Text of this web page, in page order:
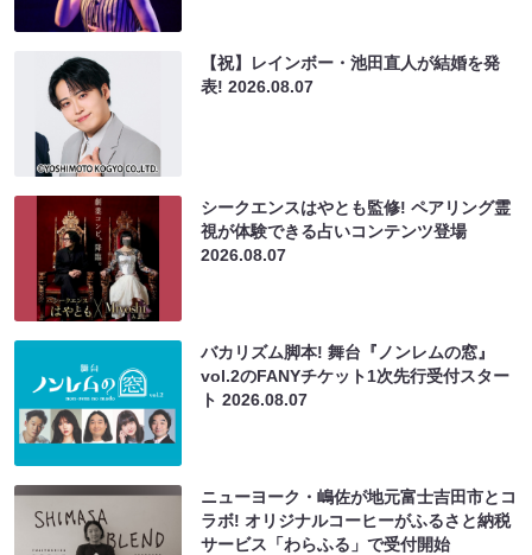
【祝】レインボー・池田直人が結婚を発
表!2026.08.07
シークエンスはやとも監修! ペアリング霊
視が体験できる占いコンテンツ登場
2026.08.07
バカリズム脚本! 舞台『ノンレムの窓』
vol.2のFANYチケット1次先行受付スター
ト2026.08.07
ニューヨーク・嶋佐が地元富士吉田市とコ
ラボ! オリジナルコーヒーがふるさと納税
サービス「わらふる」で受付開始